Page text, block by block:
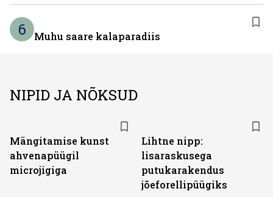
6 Muhu saare kalaparadiis
NIPID JA NÕKSUD
Mängitamise kunst
ahvenapüügil
microjigiga
Lihtne nipp:
lisaraskusega
putukarakendus
jõeforellipüügiks